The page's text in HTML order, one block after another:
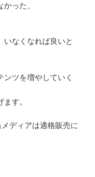
った、
いなくなれば良いと
ツを増やしていく
す。
ディアは適格販売に